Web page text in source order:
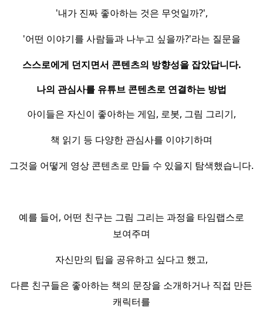
'내가 진짜 좋아하는 것은 무엇일까?',
'어떤 이야기를 사람들과 나누고 싶을까?'라는 질문을
스스로에게 던지면서 콘텐츠의 방향성을 잡았답니다.
나의 관심사를 유튜브 콘텐츠로 연결하는 방법
아이들은 자신이 좋아하는 게임, 로봇, 그림 그리기,
책 읽기 등 다양한 관심사를 이야기하며
그것을 어떻게 영상 콘텐츠로 만들 수 있을지 탐색했습니다.
예를 들어, 어떤 친구는 그림 그리는 과정을 타임랩스로
보여주며
자신만의 팁을 공유하고 싶다고 했고,
다른 친구들은 좋아하는 책의 문장을 소개하거나 직접 만든
캐릭터를